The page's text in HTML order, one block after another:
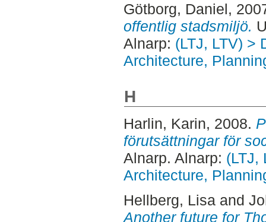
Götborg, Daniel,
offentlig stadsmiljö.
Alnarp: (LTJ, LTV) >
Architecture,
H
Harlin, Karin, 2008.
förutsättningar för
Alnarp. Alnarp: (LTJ,
Architecture,
Hellberg, Lisaand
Another future for